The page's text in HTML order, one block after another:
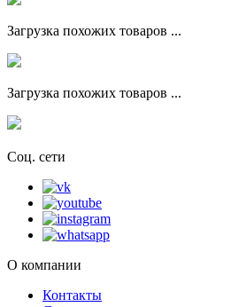
Загрузка похожих товаров ...
Загрузка похожих товаров ...
Соц. сети
О компании
Контакты